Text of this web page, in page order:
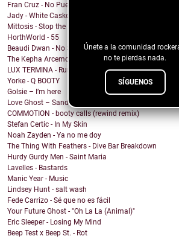
Únete a la comunidad
no te pierdas nada.
SÍGUENOS
Fran Cruz - No Puedo
Jady - White Casket
Mittosis - Stop the questions
HorthWorld - 55
Beaudi Dwan - No Sense To Me
The Kepha Arcemont Experiment - Southern Boy
LUX TERMINA - Run Rabbit Run
Yorke - Q BOOTY
Golsie – I’m here
Love Ghost – Sandcastles
COMMOTION - booty calls (rewind remix)
Stefan Certic - In My Skin
Noah Zayden - Ya no me doy
The Thing With Feathers - Dive Bar Breakdown
Hurdy Gurdy Men - Saint Maria
Lavelles - Bastards
Manic Year - Music
Lindsey Hunt - salt wash
Fede Carrizo - Sé que no es fácil
Your Future Ghost - "Oh La La (Animal)"
Eric Sleeper - Losing My Mind
Beep Test x Beep St. - Rot